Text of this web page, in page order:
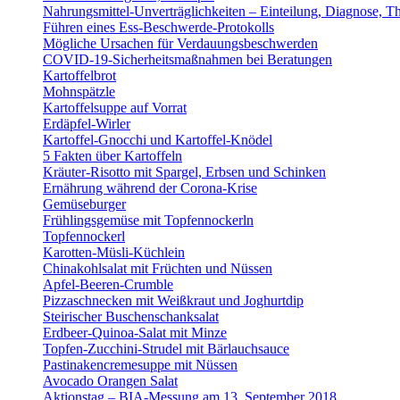
Nahrungsmittel-Unverträglichkeiten – Einteilung, Diagnose,
Führen eines Ess-Beschwerde-Protokolls
Mögliche Ursachen für Verdauungsbeschwerden
COVID-19-Sicherheitsmaßnahmen bei Beratungen
Kartoffelbrot
Mohnspätzle
Kartoffelsuppe auf Vorrat
Erdäpfel-Wirler
Kartoffel-Gnocchi und Kartoffel-Knödel
5 Fakten über Kartoffeln
Kräuter-Risotto mit Spargel, Erbsen und Schinken
Ernährung während der Corona-Krise
Gemüseburger
Frühlingsgemüse mit Topfennockerln
Topfennockerl
Karotten-Müsli-Küchlein
Chinakohlsalat mit Früchten und Nüssen
Apfel-Beeren-Crumble
Pizzaschnecken mit Weißkraut und Joghurtdip
Steirischer Buschenschanksalat
Erdbeer-Quinoa-Salat mit Minze
Topfen-Zucchini-Strudel mit Bärlauchsauce
Pastinakencremesuppe mit Nüssen
Avocado Orangen Salat